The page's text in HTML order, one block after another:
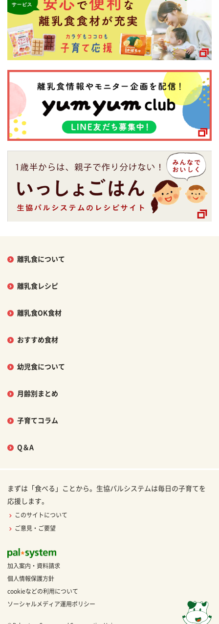
離乳食について
離乳食レシピ
離乳食OK食材
おすすめ食材
幼児食について
月齢別まとめ
子育てコラム
Q＆A
まずは「食べる」ことから。生協パルシステムは毎日の子育てを
応援します。
このサイトについて
ご意見・ご要望
加入案内・資料請求
個人情報保護方針
cookieなどの利用について
ソーシャルメディア運用ポリシー